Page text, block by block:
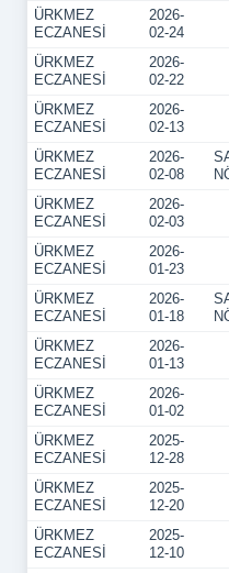
ÜRKMEZ
ECZANESİ
2026-
02-24
ÜRKMEZ
ECZANESİ
2026-
02-22
ÜRKMEZ
ECZANESİ
2026-
02-13
ÜRKMEZ
ECZANESİ
2026-
02-08
ÜRKMEZ
ECZANESİ
2026-
02-03
ÜRKMEZ
ECZANESİ
2026-
01-23
ÜRKMEZ
ECZANESİ
2026-
01-18
ÜRKMEZ
ECZANESİ
2026-
01-13
ÜRKMEZ
ECZANESİ
2026-
01-02
ÜRKMEZ
ECZANESİ
2025-
12-28
ÜRKMEZ
ECZANESİ
2025-
12-20
ÜRKMEZ
ECZANESİ
2025-
12-10